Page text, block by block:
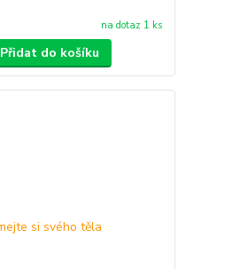
na dotaz 1 ks
Přidat do košíku